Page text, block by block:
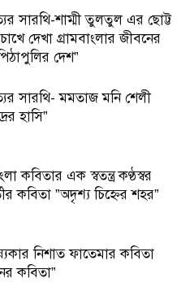
সারথি-শাম্মী তুলতুল এর ছোট্ট
দেখা গ্রামবাংলার জীবনের
দেশ”
সারথি- মমতাজ মনি শেলী
হাসি”
কবিতার এক স্বতন্ত্র কণ্ঠস্বর
কবিতা ”অদৃশ্য চিহ্নের শহর”
নিশাত ফাতেমার কবিতা
কবিতা”